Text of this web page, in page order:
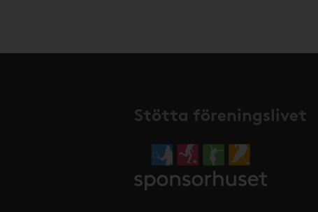
Stötta föreningslivet